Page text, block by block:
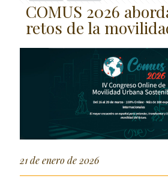
COMUS 2026
retos de la
21 de enero de 2026